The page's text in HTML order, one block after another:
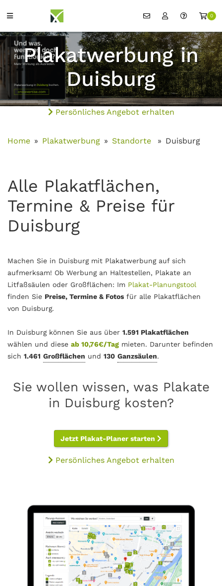
0
Plakatwerbung in
Duisburg
Persönliches Angebot erhalten
Home Plakatwerbung Standorte Duisburg
Alle Plakatflächen,
Termine & Preise für
Duisburg
Machen Sie in Duisburg mit Plakatwerbung auf sich
aufmerksam! Ob Werbung an Haltestellen, Plakate an
Litfaßsäulen oder Großflächen: Im Plakat-Planungstool
finden Sie Preise, Termine & Fotos für alle Plakatflächen
von Duisburg.
In Duisburg können Sie aus über 1.591 Plakatflächen
wählen und diese ab 10,76€/Tag mieten. Darunter befinden
sich 1.461 Großflächen und 130 Ganzsäulen.
Sie wollen wissen, was Plakate
in Duisburg kosten?
Jetzt Plakat-Planer starten
Persönliches Angebot erhalten